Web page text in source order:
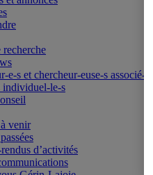
e-s et chercheur-euse-s associé-e-s
individuel-le-s
venir
d’activités